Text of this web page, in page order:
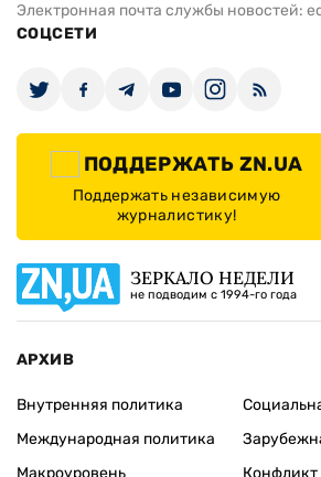
Электронная почта службы новостей:
СОЦСЕТИ
ПОДДЕРЖАТЬ ZN.UA
Поддержать независимую
журналистику!
ЗЕРКАЛО НЕДЕЛИ
не подводим с 1994-го года
АРХИВ
Внутренняя политика
Международная политика